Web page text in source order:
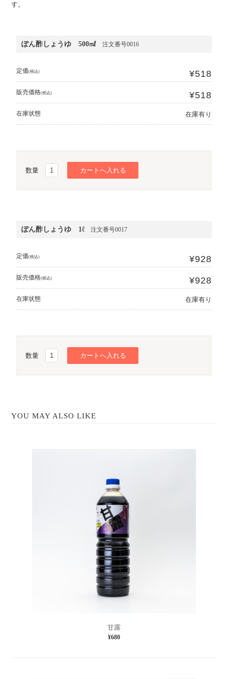
す。
ぽん酢しょうゆ 500㎖ 注文番号0016
定価(税込) ¥518
販売価格(税込) ¥518
在庫状態 在庫有り
数量
ぽん酢しょうゆ 1ℓ 注文番号0017
定価(税込) ¥928
販売価格(税込) ¥928
在庫状態 在庫有り
数量
YOU MAY ALSO LIKE
甘露
¥680